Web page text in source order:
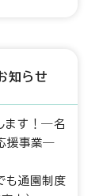
知らせ
ます！―名
援事業―
も通園制度